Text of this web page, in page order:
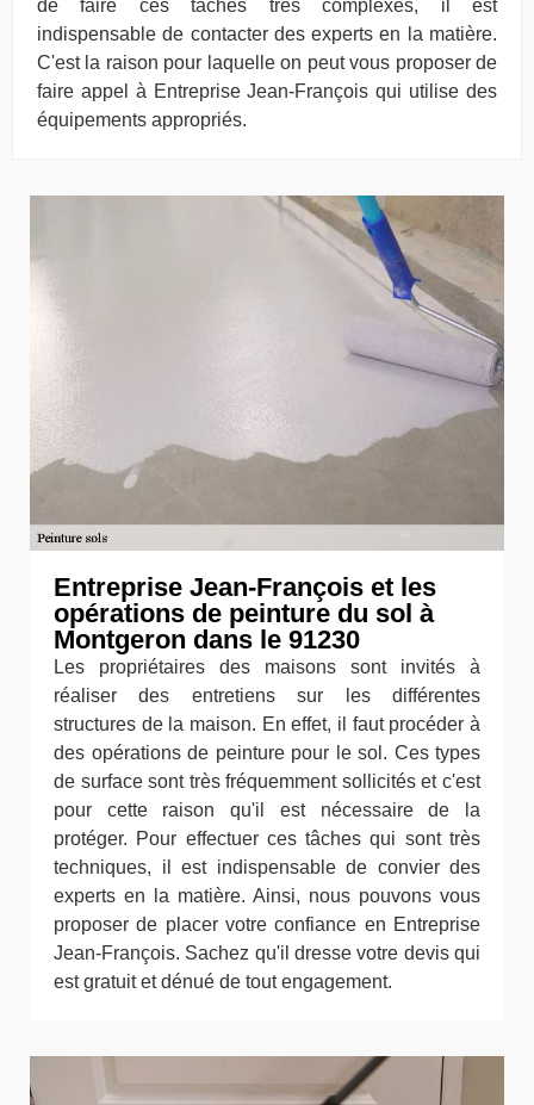
de faire ces tâches très complexes, il est
indispensable de contacter des experts en la matière.
C'est la raison pour laquelle on peut vous proposer de
faire appel à Entreprise Jean-François qui utilise des
équipements appropriés.
Entreprise Jean-François et les
opérations de peinture du sol à
Montgeron dans le 91230
Les propriétaires des maisons sont invités à
réaliser des entretiens sur les différentes
structures de la maison. En effet, il faut procéder à
des opérations de peinture pour le sol. Ces types
de surface sont très fréquemment sollicités et c'est
pour cette raison qu'il est nécessaire de la
protéger. Pour effectuer ces tâches qui sont très
techniques, il est indispensable de convier des
experts en la matière. Ainsi, nous pouvons vous
proposer de placer votre confiance en Entreprise
Jean-François. Sachez qu'il dresse votre devis qui
est gratuit et dénué de tout engagement.